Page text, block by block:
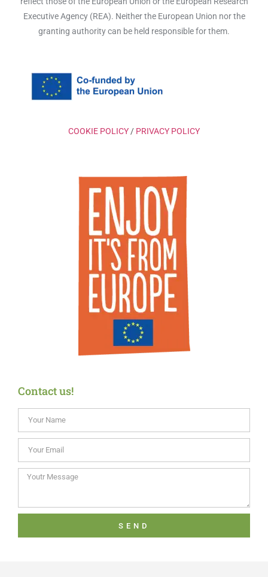
Executive Agency (REA). Neither the European Union nor the
granting authority can be held responsible for them.
COOKIE POLICY / PRIVACY POLICY
Contact us!
SEND